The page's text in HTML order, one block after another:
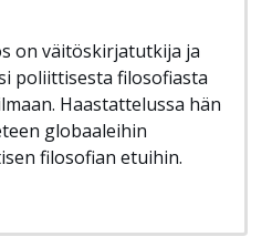
on väitöskirjatutkija ja
poliittisesta filosofiasta
Haastattelussa hän
globaaleihin
filosofian etuihin.